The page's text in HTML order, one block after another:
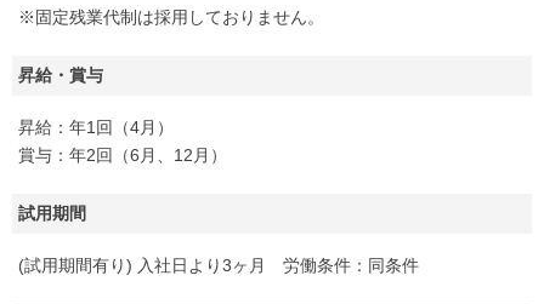
※固定残業代制は採用しておりません。
昇給・賞与
昇給：年1回（4月）
賞与：年2回（6月、12月）
試用期間
(試用期間有り) 入社日より3ヶ月 労働条件：同条件